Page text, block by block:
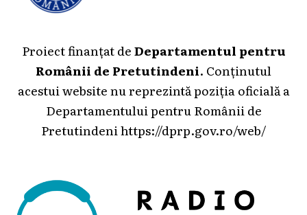
Proiect finanțat deDepartamentul pentru
Românii de Pretutindeni. Conținutul
acestui website nu reprezintă poziția oficială a
Departamentului pentru Românii de
Pretutindeni https://dprp.gov.ro/web/